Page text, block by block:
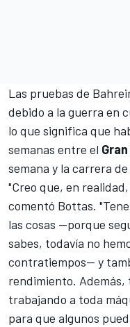
Las pruebas de
debido a la guerra en
lo que significa que
semanas entre el
semana y la carrera
"Creo que, en
comentó Bottas.
las cosas —porque
sabes, todavía no
contratiempos— y
rendimiento. Además,
trabajando a toda
para que algunos